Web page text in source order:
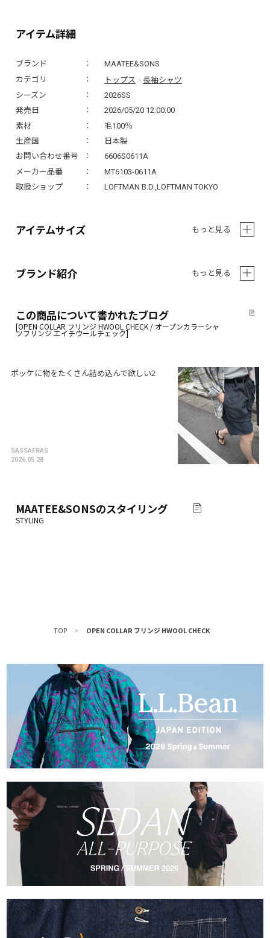
アイテム詳細
ブランド
MAATEE&SONS
カテゴリ
トップス >長袖シャツ
シーズン
2026SS
発売日
2026/05/20 12:00:00
素材
毛100％
生産国
日本製
お問い合わせ番号
6606S0611A
メーカー品番
MT6103-0611A
取扱ショップ
LOFTMAN B.D.,LOFTMAN TOKYO
アイテムサイズ もっと見る
ブランド紹介 もっと見る
この商品について書かれたブログ
ポッケに物をたくさん詰め込んで欲しい2
SASSAFRAS
2026.05.28
MAATEE&SONSのスタイリング
TOP > OPEN COLLAR フリンジ HWOOL CHECK